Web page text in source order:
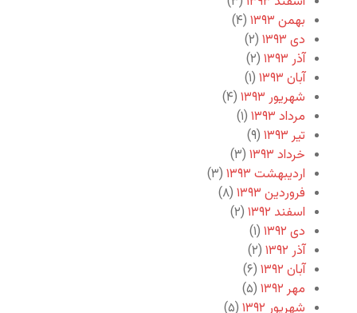
بهمن ۱۳۹۳
(۴)
دی ۱۳۹۳
(۲)
آذر ۱۳۹۳
(۲)
آبان ۱۳۹۳
(۱)
شهریور ۱۳۹۳
(۴)
مرداد ۱۳۹۳
(۱)
تیر ۱۳۹۳
(۹)
خرداد ۱۳۹۳
(۳)
اردیبهشت ۱۳۹۳
(۳)
فروردین ۱۳۹۳
(۸)
اسفند ۱۳۹۲
(۲)
دی ۱۳۹۲
(۱)
آذر ۱۳۹۲
(۲)
آبان ۱۳۹۲
(۶)
مهر ۱۳۹۲
(۵)
شهریور ۱۳۹۲
(۵)